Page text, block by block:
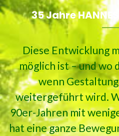
35 Jahre
Diese Entwicklung
möglich ist – und wo
wenn
weitergeführt wird.
90er-Jahren mit
hat eine ganze